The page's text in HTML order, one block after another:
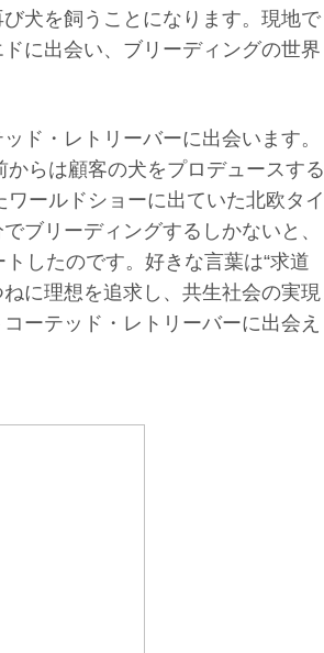
犬を飼うことになります。現地で
に出会い、ブリーディングの世界
ド・レトリーバーに出会います。
らは顧客の犬をプロデュースする
ールドショーに出ていた北欧タイ
ブリーディングするしかないと、
したのです。好きな言葉は“求道
に理想を追求し、共生社会の実現
ーテッド・レトリーバーに出会え